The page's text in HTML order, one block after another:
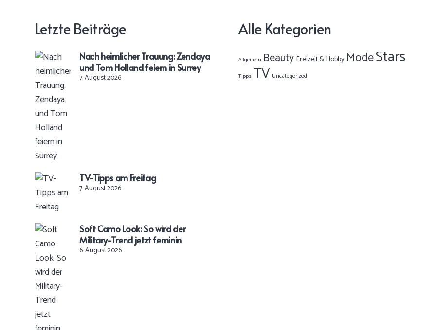
Letzte Beiträge
Nach heimlicher Trauung: Zendaya
und Tom Holland feiern in Surrey
7. August 2026
TV-Tipps am Freitag
7. August 2026
Soft Camo Look: So wird der
Military-Trend jetzt feminin
6. August 2026
Alle Kategorien
Allgemein Beauty Freizeit & Hobby ModeStars
Tipps TV Uncategorized